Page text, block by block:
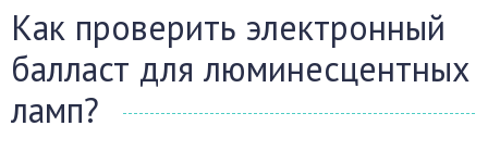
Как проверить электронный
балласт для люминесцентных
ламп?